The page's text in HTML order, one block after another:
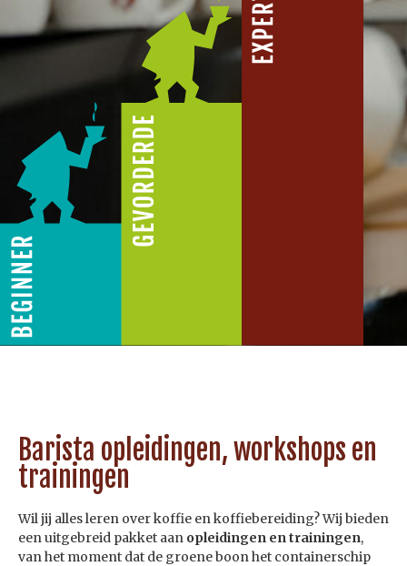
Barista opleidingen, workshops en
trainingen
Wil jij alles leren over koffie en koffiebereiding? Wij bieden
een uitgebreid pakket aan opleidingen en trainingen,
van het moment dat de groene boon het containerschip